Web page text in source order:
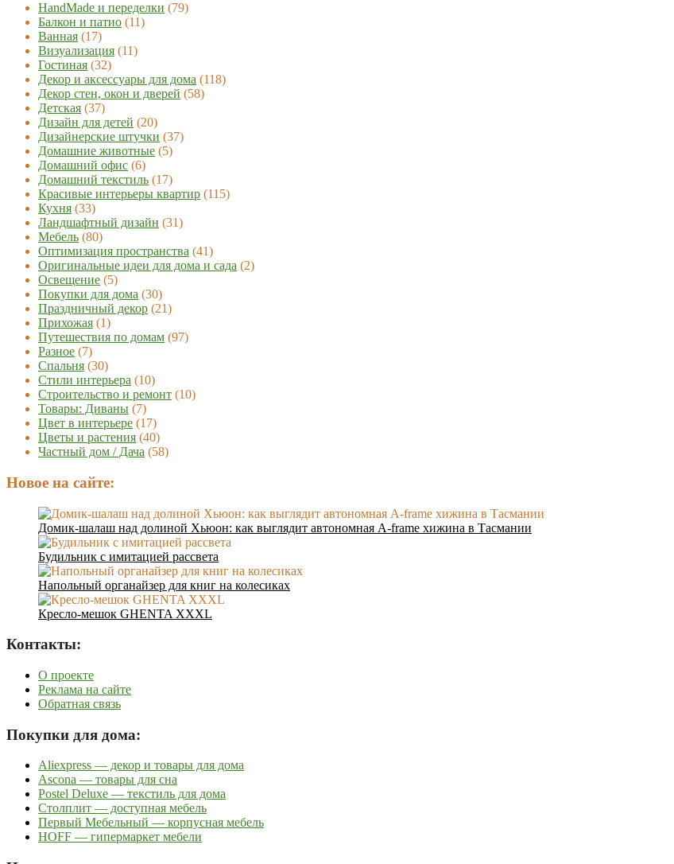
HandMade и переделки (79)
Балкон и патио (11)
Ванная (17)
Визуализация (11)
Гостиная (32)
Декор и аксессуары для дома (118)
Декор стен, окон и дверей (58)
Детская (37)
Дизайн для детей (20)
Дизайнерские штучки (37)
Домашние животные (5)
Домашний офис (6)
Домашний текстиль (17)
Красивые интерьеры квартир (115)
Кухня (33)
Ландшафтный дизайн (31)
Мебель (80)
Оптимизация пространства (41)
Оригинальные идеи для дома и сада (2)
Освещение (5)
Покупки для дома (30)
Праздничный декор (21)
Прихожая (1)
Путешествия по домам (97)
Разное (7)
Спальня (30)
Стили интерьера (10)
Строительство и ремонт (10)
Товары: Диваны (7)
Цвет в интерьере (17)
Цветы и растения (40)
Частный дом / Дача (58)
Новое на сайте:
Домик-шалаш над долиной Хьюон: как выглядит автономная A-frame хижина в Тасмании
Будильник с имитацией рассвета
Напольный органайзер для книг на колесиках
Кресло-мешок GHENTA XXXL
Контакты:
О проекте
Реклама на сайте
Обратная связь
Покупки для дома:
Aliexpress — декор и товары для дома
Ascona — товары для сна
Postel Deluxe — текстиль для дома
Столплит — доступная мебель
Первый Мебельный — корпусная мебель
HOFF — гипермаркет мебели